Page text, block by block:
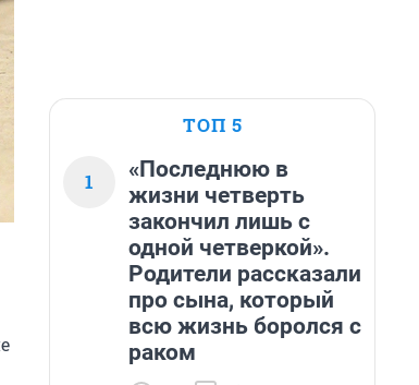
ТОП 5
1
«Последнюю в
жизни четверть
закончил лишь с
одной четверкой».
Родители рассказали
про сына, который
всю жизнь боролся с
раком